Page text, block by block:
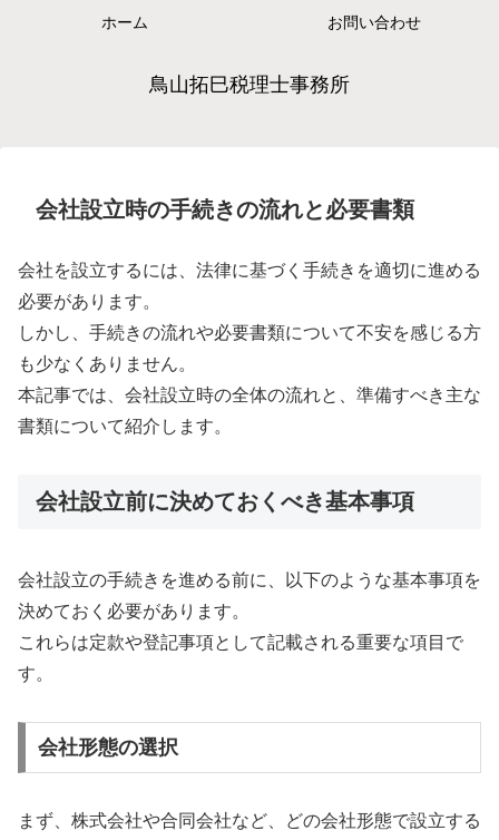
鳥山拓巳税理士事務所
ホーム お問い合わせ
会社設立時の手続きの流れと必要書類
会社を設立するには、法律に基づく手続きを適切に進める
必要があります。
しかし、手続きの流れや必要書類について不安を感じる方
も少なくありません。
本記事では、会社設立時の全体の流れと、準備すべき主な
書類について紹介します。
会社設立前に決めておくべき基本事項
会社設立の手続きを進める前に、以下のような基本事項を
決めておく必要があります。
これらは定款や登記事項として記載される重要な項目で
す。
会社形態の選択
まず、株式会社や合同会社など、どの会社形態で設立する